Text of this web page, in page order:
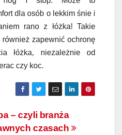
dla osób o lekkim śnie i
rano z łóżka! Takie
również zapewnić ochronę
łóżka, niezależnie od
czy koc.
– czyli branża
czasach